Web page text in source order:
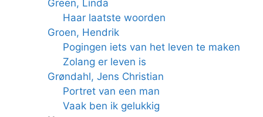
Green, Linda
Haar laatste woorden
Groen, Hendrik
Pogingen iets van het leven te maken
Zolang er leven is
Grøndahl, Jens Christian
Portret van een man
Vaak ben ik gelukkig